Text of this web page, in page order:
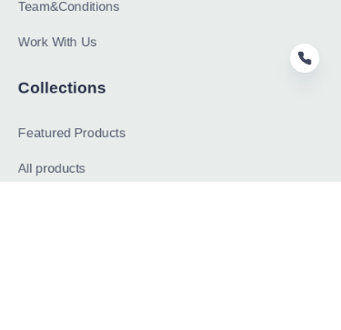
Team&Conditions
Work With Us
Collections
Featured Products
All products